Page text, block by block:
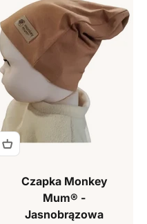
Czapka Monkey
Mum® -
Jasnobrązowa